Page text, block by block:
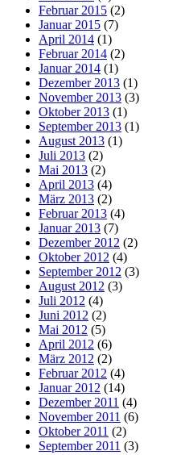
Februar 2015 (2)
Januar 2015 (7)
April 2014 (1)
Februar 2014 (2)
Januar 2014 (1)
Dezember 2013 (1)
November 2013 (3)
Oktober 2013 (1)
September 2013 (1)
August 2013 (1)
Juli 2013 (2)
Mai 2013 (2)
April 2013 (4)
März 2013 (2)
Februar 2013 (4)
Januar 2013 (7)
Dezember 2012 (2)
Oktober 2012 (4)
September 2012 (3)
August 2012 (3)
Juli 2012 (4)
Juni 2012 (2)
Mai 2012 (5)
April 2012 (6)
März 2012 (2)
Februar 2012 (4)
Januar 2012 (14)
Dezember 2011 (4)
November 2011 (6)
Oktober 2011 (2)
September 2011 (3)